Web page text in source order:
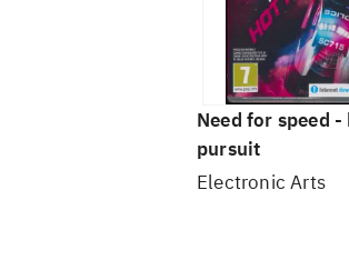
Need for speed -
pursuit
Electronic Arts